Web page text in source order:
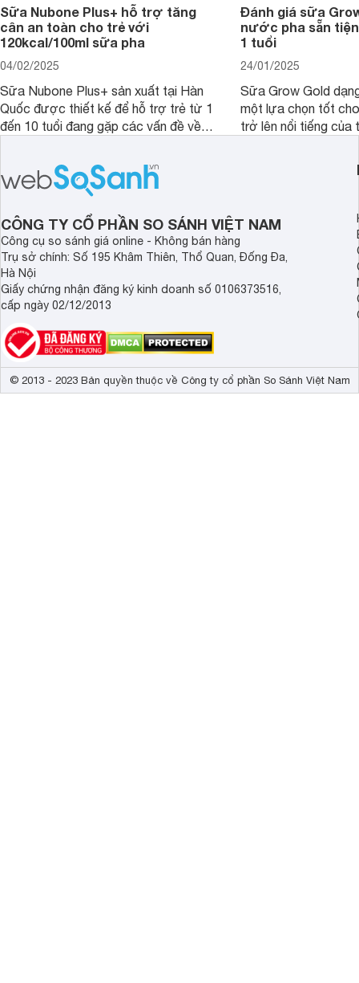
Sữa Nubone Plus+ hỗ trợ tăng
cân an toàn cho trẻ với
120kcal/100ml sữa pha
04/02/2025
Sữa Nubone Plus+ sản xuất tại Hàn
Quốc được thiết kế để hỗ trợ trẻ từ 1
đến 10 tuổi đang gặp các vấn đề về
dinh dưỡng. Sản phẩm đến từ thương
hiệu Lotte đứng số 1 Hàn Quốc, với
mức giá thành ổn phù hợp với người
dùng Việt.
Đánh giá sữa
nước pha sẵn
1 tuổi
24/01/2025
Sữa Grow Gold
một lựa chọn tốt
trở lên nổi tiếng của
Malaysia. Với thành
đầy đủ và hương vị
thể chất mà còn hỗ
giác.
CÔNG TY CỔ PHẦN SO SÁNH VIỆT NAM
Công cụ so sánh giá online - Không bán hàng
Trụ sở chính: Số 195 Khâm Thiên, Thổ Quan, Đống Đa,
Hà Nội
Giấy chứng nhận đăng ký kinh doanh số 0106373516,
cấp ngày 02/12/2013
© 2013 - 2023 Bản quyền thuộc về Công ty cổ phần So Sánh Việt Nam